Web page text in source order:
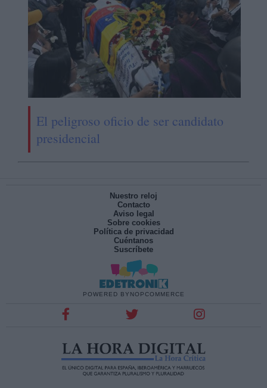
El peligroso oficio de ser candidato
presidencial
Nuestro reloj
Contacto
Aviso legal
Sobre cookies
Política de privacidad
Cuéntanos
Suscríbete
POWERED BY NOPCOMMERCE